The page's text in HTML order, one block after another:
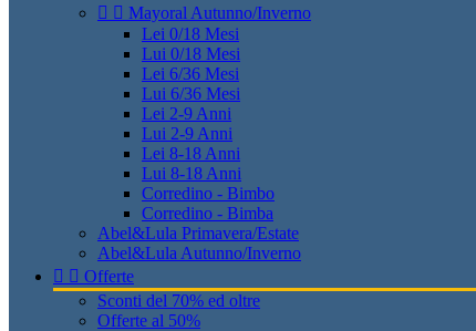
  Mayoral Autunno/Inverno
Lei 0/18 Mesi
Lui 0/18 Mesi
Lei 6/36 Mesi
Lui 6/36 Mesi
Lei 2-9 Anni
Lui 2-9 Anni
Lei 8-18 Anni
Lui 8-18 Anni
Corredino - Bimbo
Corredino - Bimba
Abel&Lula Primavera/Estate
Abel&Lula Autunno/Inverno
  Offerte
Sconti del 70% ed oltre
Offerte al 50%